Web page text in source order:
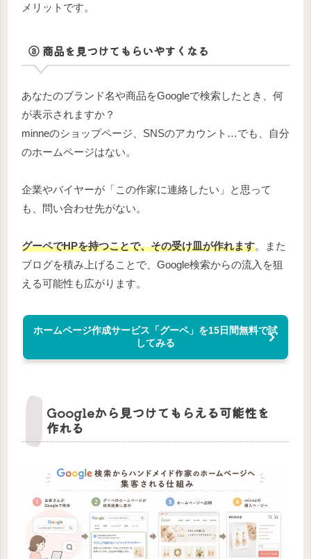
メリットです。
③ 商品を見つけてもらいやすくなる
あなたのブランド名や商品をGoogleで検索したとき、何
が表示されますか？
minneのショップページ、SNSのアカウント…でも、自分
のホームページはない。
企業やバイヤーが「この作家に連絡したい」と思って
も、問い合わせ先がない。
グーペでHPを持つことで、その受け皿が作れます。また
ブログを積み上げることで、Google検索からの流入を狙
える可能性も広がります。
ホームページ作成サービス「グーペ」を15日間無料で試
してみる
Googleから見つけてもらえる可能性を
作れる